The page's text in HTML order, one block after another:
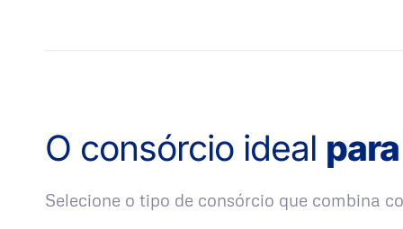
O consórcio ideal
Selecione o tipo de consórcio que combina